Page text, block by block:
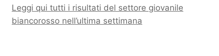
Leggi qui tutti i risultati del settore giovanile
biancorosso nell’ultima settimana